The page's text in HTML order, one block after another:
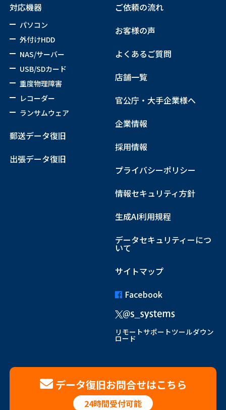
対応機器
パソコン
外付けHDD
NAS/サーバー
USB/SDカード
重度物理障害
レコーダー
ランサムウェア
郵送データ復旧
出張データ復旧
ご依頼の流れ
お客様の声
よくあるご質問
店舗一覧
官公庁・大手企業様へ
企業情報
採用情報
プライバシーポリシー
情報セキュリティ方針
生成AI利用規程
データセキュリティーにつ
いて
サイトマップ
Facebook
リモートサポートツールダウン
ロード
データ復旧お問合せはこちら
24時間受付可能